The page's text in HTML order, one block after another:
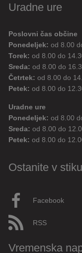
Uradne ure
Poslovni čas občine
Ponedeljek: od 8.00
Torek: od 8.00 do
Sreda: od 8.00 do
Četrtek: od 8.00 do
Petek: od 8.00 do
Uradne ure
Ponedeljek: od 8.00
Sreda: od 8.00 do
Petek: od 8.00 do
Ostanite v
Facebook
RSS
Vremenska